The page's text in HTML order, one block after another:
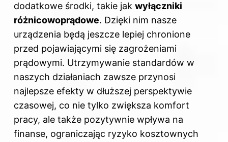
dodatkowe środki, takie jak wyłączniki
różnicowoprądowe. Dzięki nim nasze
urządzenia będą jeszcze lepiej chronione
przed pojawiającymi się zagrożeniami
prądowymi. Utrzymywanie standardów w
naszych działaniach zawsze przynosi
najlepsze efekty w dłuższej perspektywie
czasowej, co nie tylko zwiększa komfort
pracy, ale także pozytywnie wpływa na
finanse, ograniczając ryzyko kosztownych